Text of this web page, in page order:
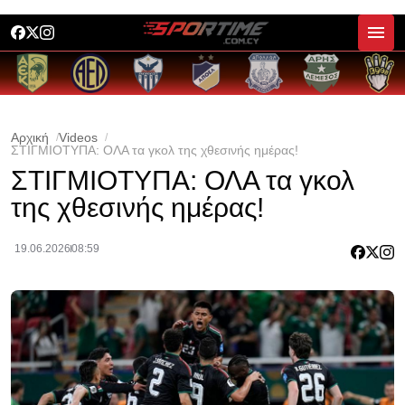
Αρχική
Videos
ΣΤΙΓΜΙΟΤΥΠΑ: ΟΛΑ τα γκολ της χθεσινής ημέρας!
ΣΤΙΓΜΙΟΤΥΠΑ: ΟΛΑ τα γκολ
της χθεσινής ημέρας!
19.06.202608:59